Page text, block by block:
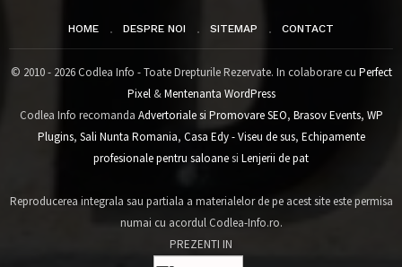
HOME DESPRE NOI SITEMAP CONTACT
© 2010 - 2026 Codlea Info - Toate Drepturile Rezervate. In colaborare cu Perfect
Pixel&Mentenanta WordPress
Codlea Info recomanda Advertoriale si Promovare SEO, Brasov Events, WP
Plugins, Sali Nunta Romania, Casa Edy - Viseu de sus, Echipamente
profesionale pentru saloanesi Lenjerii de pat
Reproducerea integrala sau partiala a materialelor de pe acest site este permisa
numai cu acordul Codlea-Info.ro.
PREZENTI IN